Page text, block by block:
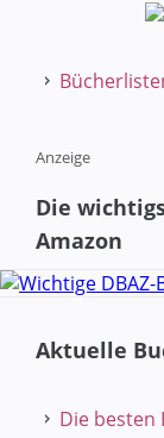
Anzeige
Die
Amazon
Aktuelle
Die besten